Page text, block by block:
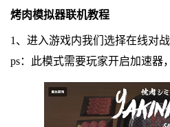
烤肉模拟器联机教程
1、进入游戏内我们选择在线对战
ps：此模式需要玩家开启加速器